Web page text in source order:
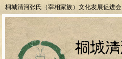
桐城清河张氏（宰相家族）文化发展促进会